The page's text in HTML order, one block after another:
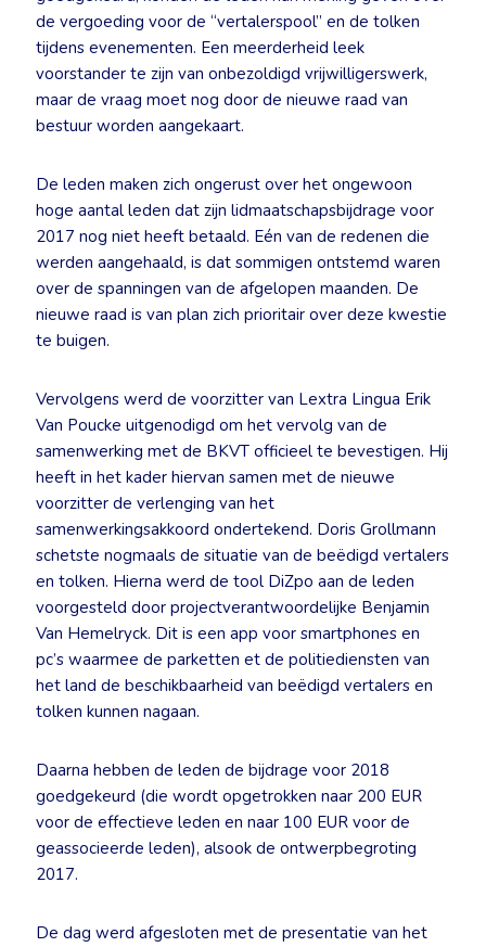
de vergoeding voor de “vertalerspool” en de tolken
tijdens evenementen. Een meerderheid leek
voorstander te zijn van onbezoldigd vrijwilligerswerk,
maar de vraag moet nog door de nieuwe raad van
bestuur worden aangekaart.
De leden maken zich ongerust over het ongewoon
hoge aantal leden dat zijn lidmaatschapsbijdrage voor
2017 nog niet heeft betaald. Eén van de redenen die
werden aangehaald, is dat sommigen ontstemd waren
over de spanningen van de afgelopen maanden. De
nieuwe raad is van plan zich prioritair over deze kwestie
te buigen.
Vervolgens werd de voorzitter van Lextra Lingua Erik
Van Poucke uitgenodigd om het vervolg van de
samenwerking met de BKVT officieel te bevestigen. Hij
heeft in het kader hiervan samen met de nieuwe
voorzitter de verlenging van het
samenwerkingsakkoord ondertekend. Doris Grollmann
schetste nogmaals de situatie van de beëdigd vertalers
en tolken. Hierna werd de tool DiZpo aan de leden
voorgesteld door projectverantwoordelijke Benjamin
Van Hemelryck. Dit is een app voor smartphones en
pc’s waarmee de parketten et de politiediensten van
het land de beschikbaarheid van beëdigd vertalers en
tolken kunnen nagaan.
Daarna hebben de leden de bijdrage voor 2018
goedgekeurd (die wordt opgetrokken naar 200 EUR
voor de effectieve leden en naar 100 EUR voor de
geassocieerde leden), alsook de ontwerpbegroting
2017.
De dag werd afgesloten met de presentatie van het